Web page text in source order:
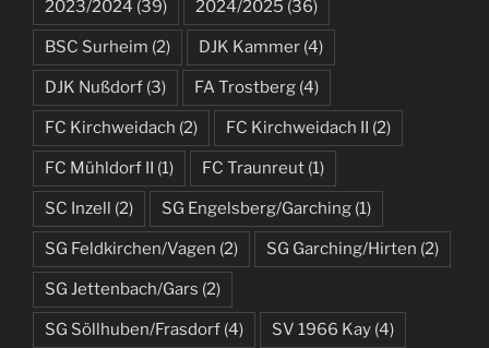
2023/2024 (39) 2024/2025 (36)
BSC Surheim (2) DJK Kammer (4)
DJK Nußdorf (3) FA Trostberg (4)
FC Kirchweidach (2) FC Kirchweidach II (2)
FC Mühldorf II (1) FC Traunreut (1)
SC Inzell (2) SG Engelsberg/Garching (1)
SG Feldkirchen/Vagen (2) SG Garching/Hirten (2)
SG Jettenbach/Gars (2)
SG Söllhuben/Frasdorf (4) SV 1966 Kay (4)